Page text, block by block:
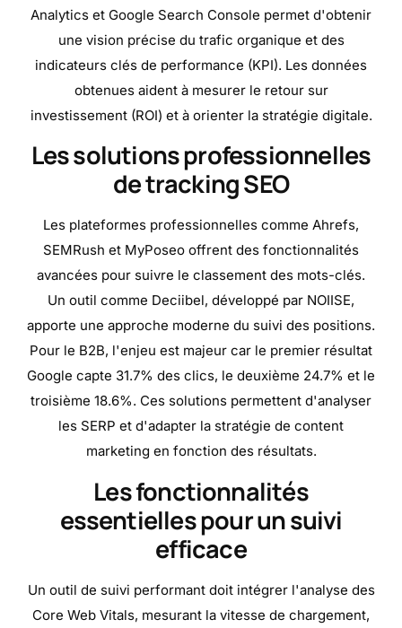
Analytics et Google Search Console permet d'obtenir
une vision précise du trafic organique et des
indicateurs clés de performance (KPI). Les données
obtenues aident à mesurer le retour sur
investissement (ROI) et à orienter la stratégie digitale.
Les solutions professionnelles
de tracking SEO
Les plateformes professionnelles comme Ahrefs,
SEMRush et MyPoseo offrent des fonctionnalités
avancées pour suivre le classement des mots-clés.
Un outil comme Deciibel, développé par NOIISE,
apporte une approche moderne du suivi des positions.
Pour le B2B, l'enjeu est majeur car le premier résultat
Google capte 31.7% des clics, le deuxième 24.7% et le
troisième 18.6%. Ces solutions permettent d'analyser
les SERP et d'adapter la stratégie de content
marketing en fonction des résultats.
Les fonctionnalités
essentielles pour un suivi
efficace
Un outil de suivi performant doit intégrer l'analyse des
Core Web Vitals, mesurant la vitesse de chargement,